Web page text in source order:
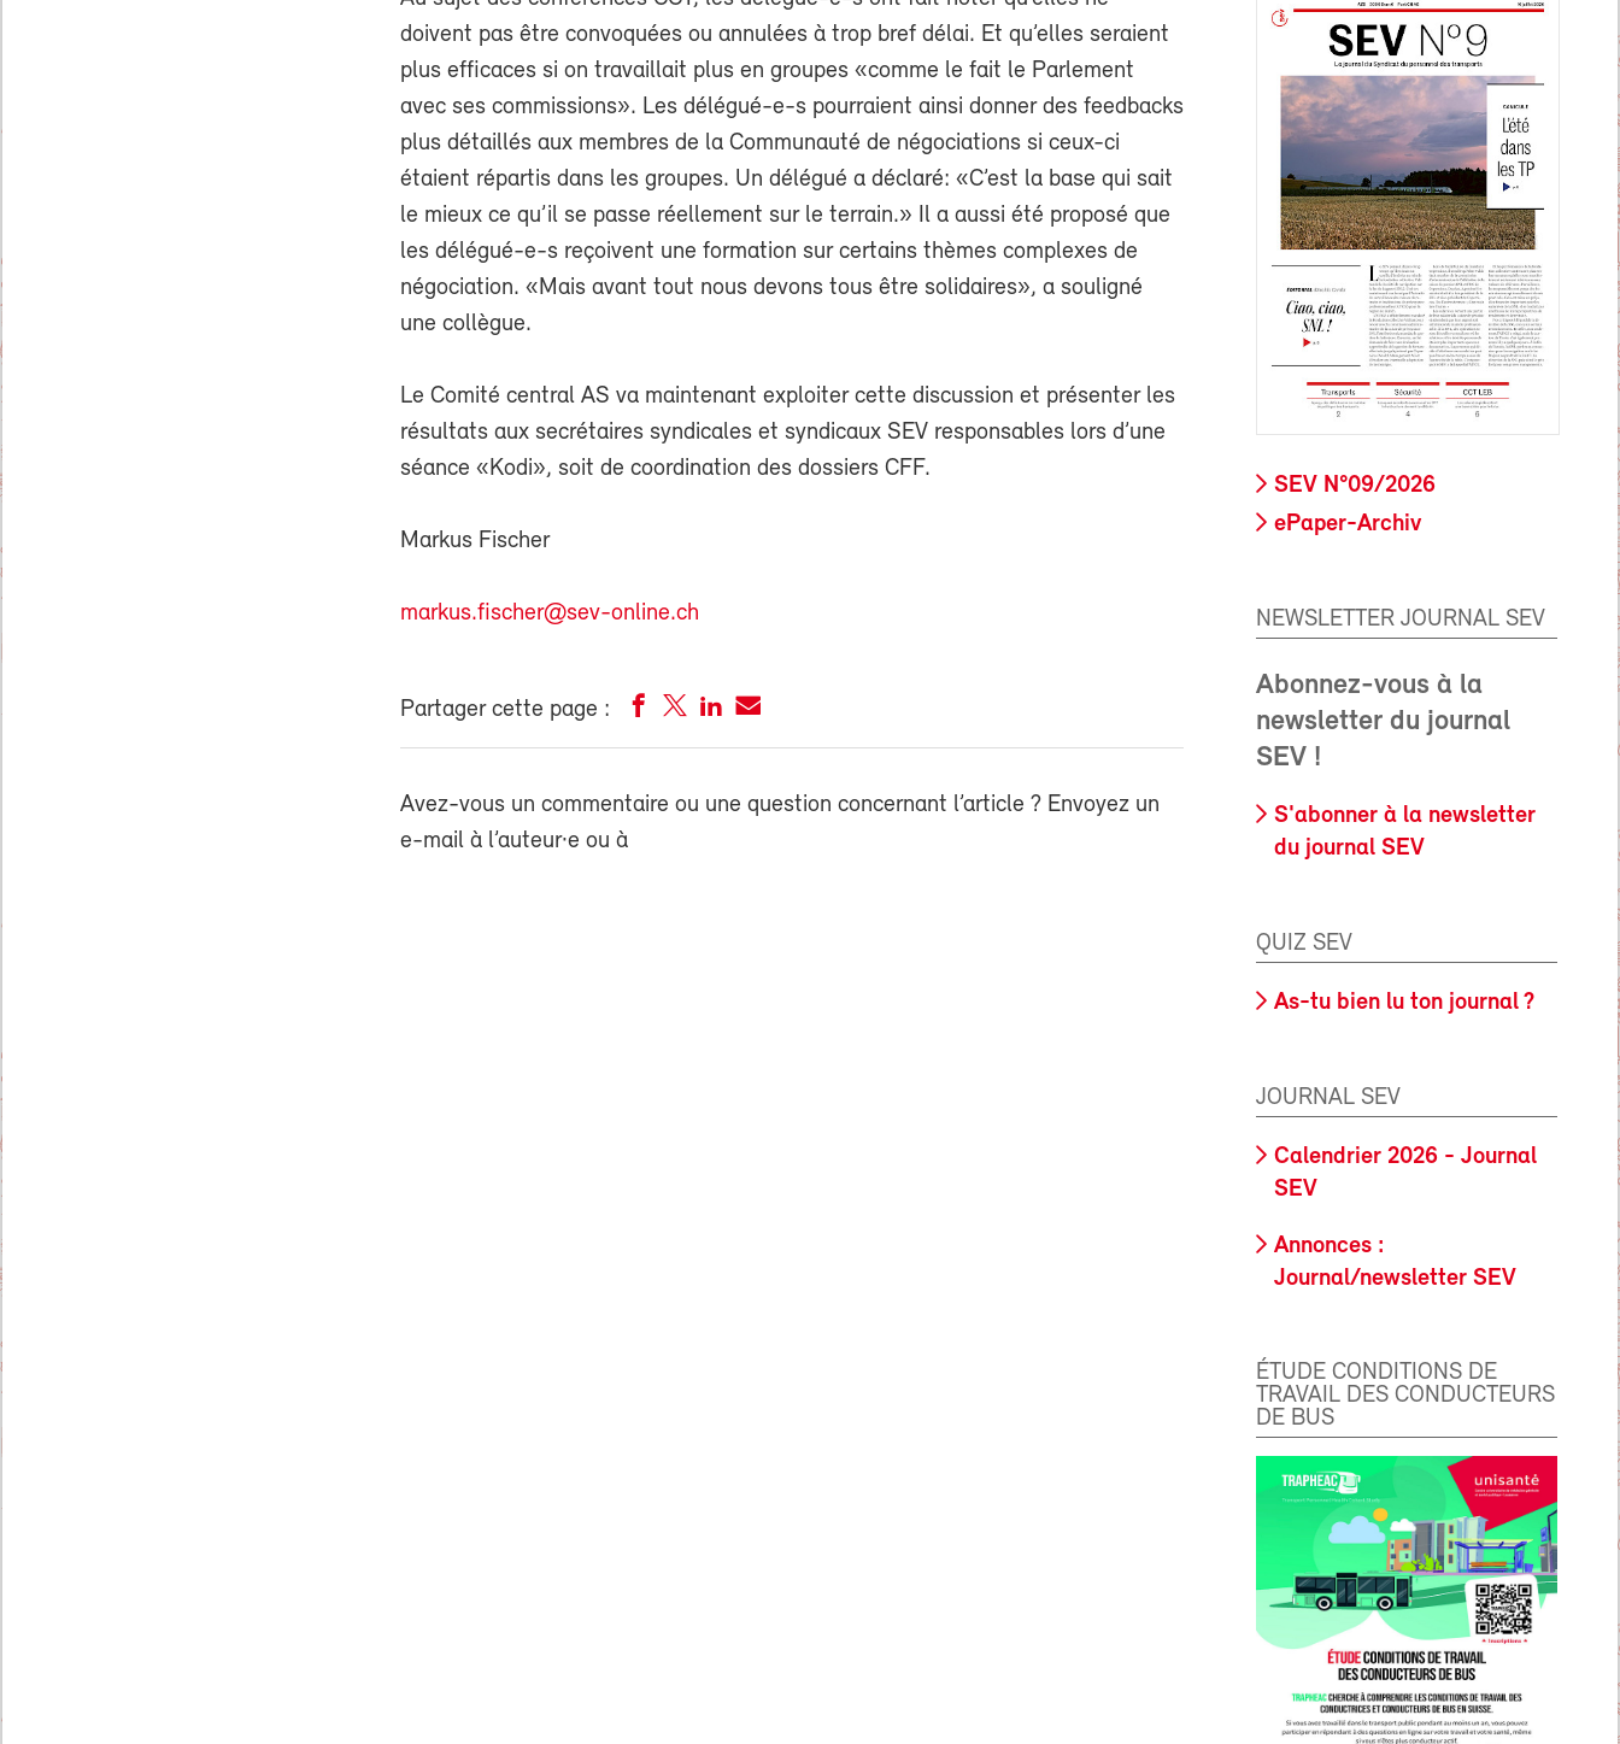
doivent pas être convoquées ou annulées à trop bref délai. Et qu’elles seraient
plus efficaces si on travaillait plus en groupes «comme le fait le Parlement
avec ses commissions». Les délégué-e-s pourraient ainsi donner des feedbacks
plus détaillés aux membres de la Communauté de négociations si ceux-ci
étaient répartis dans les groupes. Un délégué a déclaré: «C’est la base qui sait
le mieux ce qu’il se passe réellement sur le terrain.» Il a aussi été proposé que
les délégué-e-s reçoivent une formation sur certains thèmes complexes de
négociation. «Mais avant tout nous devons tous être solidaires», a souligné
une collègue.
Le Comité central AS va maintenant exploiter cette discussion et présenter les
résultats aux secrétaires syndicales et syndicaux SEV responsables lors d’une
séance «Kodi», soit de coordination des dossiers CFF.
Markus Fischer
markus.fischer@sev-online.ch
Partager cette page :
Avez-vous un commentaire ou une question concernant l’article ? Envoyez un
e-mail à l’auteur·e ou à
SEV N°09/2026
ePaper-Archiv
NEWSLETTER JOURNAL SEV
Abonnez-vous à la
newsletter du journal
SEV !
S'abonner à la newsletter
du journal SEV
QUIZ SEV
As-tu bien lu ton journal ?
JOURNAL SEV
Calendrier 2026 - Journal
SEV
Annonces :
Journal/newsletter SEV
ÉTUDE CONDITIONS DE
TRAVAIL DES CONDUCTEURS
DE BUS